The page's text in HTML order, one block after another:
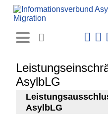
AsylbLG
AsylbLG